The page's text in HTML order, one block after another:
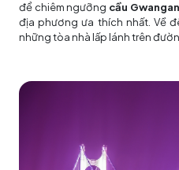
để chiêm ngưỡng cầu Gwangan
địa phương ưa thích nhất. Về
những tòa nhà lấp lánh trên